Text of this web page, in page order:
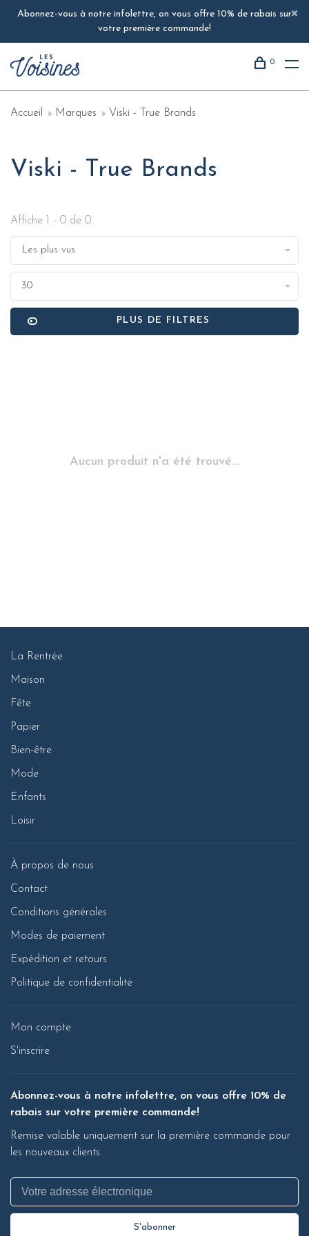
Abonnez-vous à notre infolettre, on vous offre 10% de rabais sur
votre première commande!
0
Accueil Marques Viski - True Brands
Viski - True Brands
Affiche 1 - 0 de 0
Les plus vus
30
PLUS DE FILTRES
Aucun produit n'a été trouvé...
La Rentrée
Maison
Fête
Papier
Bien-être
Mode
Enfants
Loisir
À propos de nous
Contact
Conditions générales
Modes de paiement
Expédition et retours
Politique de confidentialité
Mon compte
S'inscrire
Abonnez-vous à notre infolettre, on vous offre 10% de
rabais sur votre première commande!
Remise valable uniquement sur la première commande pour
les nouveaux clients.
S'abonner